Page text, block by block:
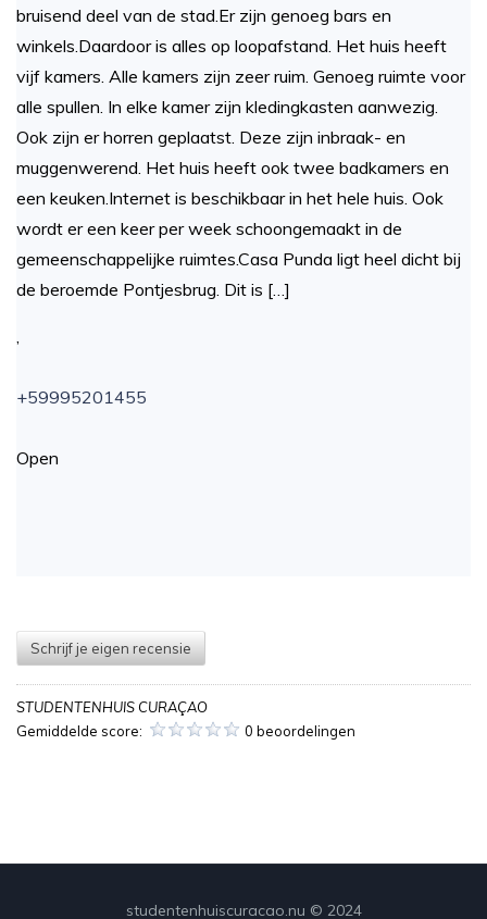
bruisend deel van de stad.Er zijn genoeg bars en
winkels.Daardoor is alles op loopafstand. Het huis heeft
vijf kamers. Alle kamers zijn zeer ruim. Genoeg ruimte voor
alle spullen. In elke kamer zijn kledingkasten aanwezig.
Ook zijn er horren geplaatst. Deze zijn inbraak- en
muggenwerend. Het huis heeft ook twee badkamers en
een keuken.Internet is beschikbaar in het hele huis. Ook
wordt er een keer per week schoongemaakt in de
gemeenschappelijke ruimtes.Casa Punda ligt heel dicht bij
de beroemde Pontjesbrug. Dit is […]
,
+59995201455
Open
Schrijf je eigen recensie
STUDENTENHUIS CURAÇAO
Gemiddelde score:
0 beoordelingen
studentenhuiscuracao.nu © 2024